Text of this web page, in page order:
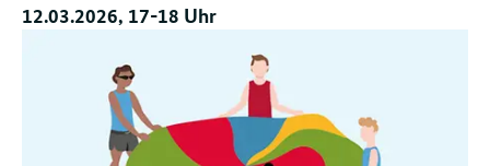
12.03.2026, 17-18 Uhr